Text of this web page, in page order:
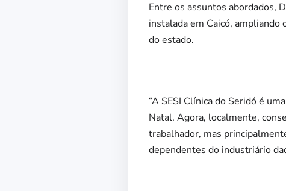
Entre os assuntos abordados,
instalada em Caicó,
do estado.
“A SESI Clínica do Seridó é
Natal. Agora, localmente,
trabalhador, mas
dependentes do industriário